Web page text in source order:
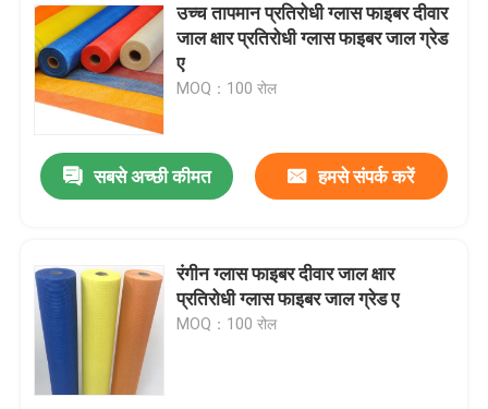
उच्च तापमान प्रतिरोधी ग्लास फाइबर दीवार
जाल क्षार प्रतिरोधी ग्लास फाइबर जाल ग्रेड
ए
MOQ：100 रोल
सबसे अच्छी कीमत हमसे संपर्क करें
रंगीन ग्लास फाइबर दीवार जाल क्षार
प्रतिरोधी ग्लास फाइबर जाल ग्रेड ए
MOQ：100 रोल